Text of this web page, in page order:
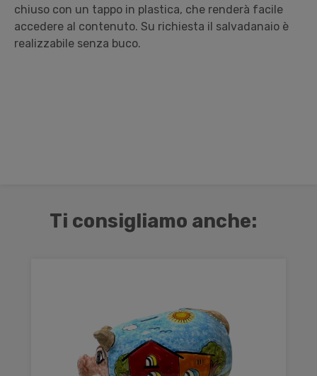
chiuso con un tappo in plastica, che renderà facile
accedere al contenuto. Su richiesta il salvadanaio è
realizzabile senza buco.
Ti consigliamo anche: